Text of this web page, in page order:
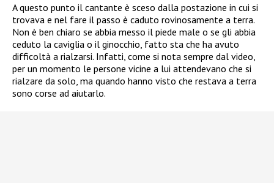
A questo punto il cantante è sceso dalla postazione in cui si
trovava e nel fare il passo è caduto rovinosamente a terra.
Non è ben chiaro se abbia messo il piede male o se gli abbia
ceduto la caviglia o il ginocchio, fatto sta che ha avuto
difficoltà a rialzarsi. Infatti, come si nota sempre dal video,
per un momento le persone vicine a lui attendevano che si
rialzare da solo, ma quando hanno visto che restava a terra
sono corse ad aiutarlo.